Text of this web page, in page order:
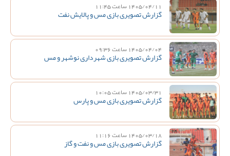
1405/04/11 ساعت 11:45
گزارش تصویری بازی مس و پالایش نفت
1405/04/04 ساعت 09:36
گزارش تصویری بازی شهرداری نوشهر و مس
1405/03/31 ساعت 10:05
گزارش تصویری بازی مس و پارس
1405/03/18 ساعت 11:16
گزارش تصویری بازی مس و نفت و گاز